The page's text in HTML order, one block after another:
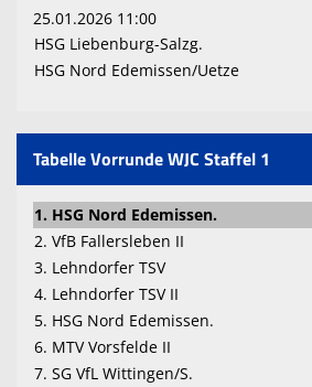
25.01.2026 11:00
HSG Liebenburg-Salzg.
HSG Nord Edemissen/Uetze
Tabelle Vorrunde WJC Staffel 1
1. HSG Nord Edemissen.
2. VfB Fallersleben II
3. Lehndorfer TSV
4. Lehndorfer TSV II
5. HSG Nord Edemissen.
6. MTV Vorsfelde II
7. SG VfL Wittingen/S.